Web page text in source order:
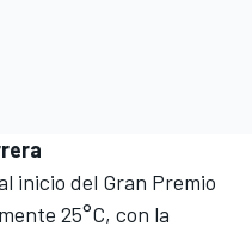
inicio del Gran Premio
25°C, con la